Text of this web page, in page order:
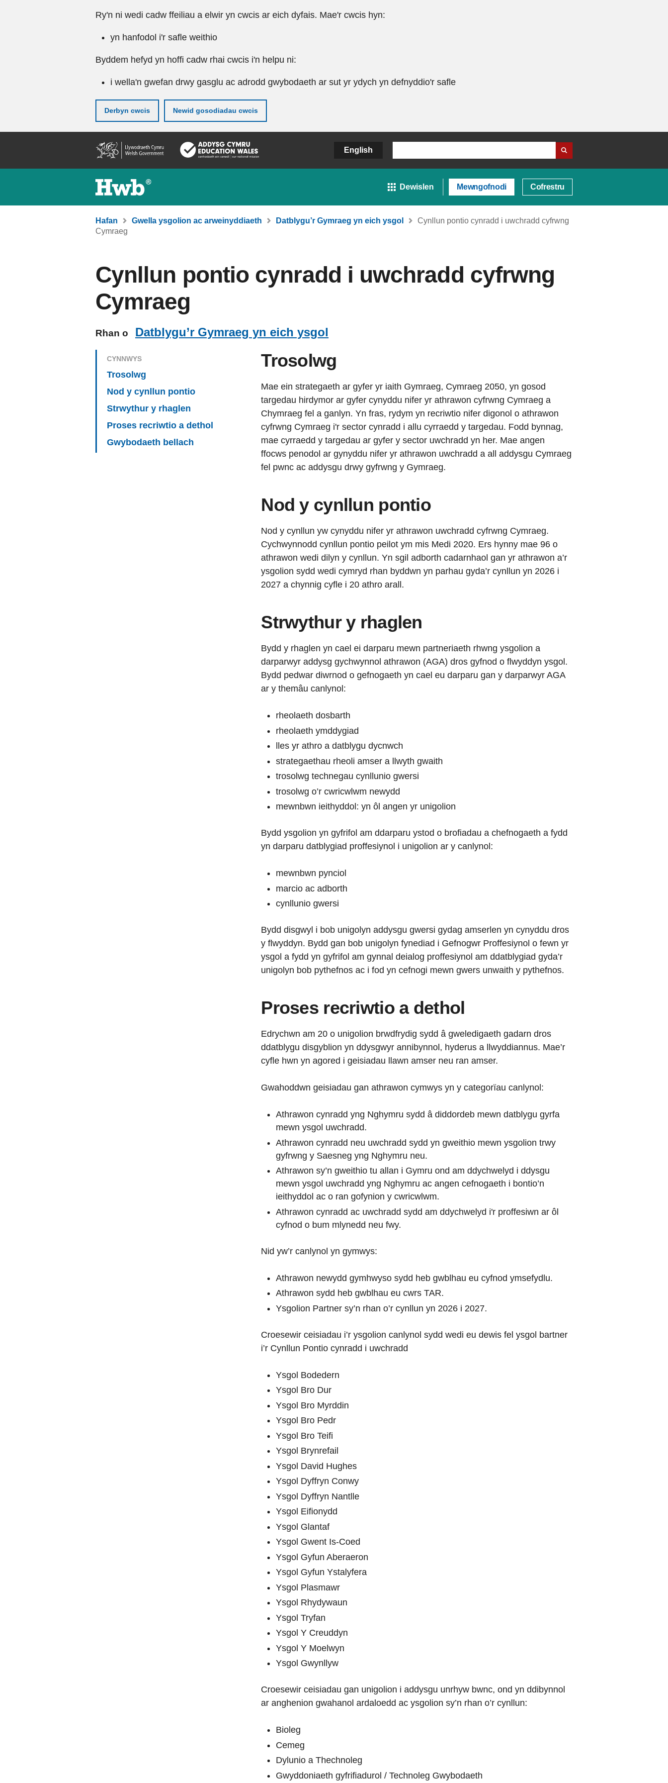
Ry'n ni wedi cadw ffeiliau a elwir yn cwcis ar eich dyfais. Mae'r cwcis hyn:
yn hanfodol i'r safle weithio
Byddem hefyd yn hoffi cadw rhai cwcis i'n helpu ni:
i wella'n gwefan drwy gasglu ac adrodd gwybodaeth ar sut yr ydych yn defnyddio'r safle
Derbyn cwcis Newid gosodiadau cwcis
gynnwy
English
Dewislen Mewngofnodi Cofrestru
Hafan Gwella ysgolion ac arweinyddiaeth Datblygu’r Gymraeg yn eich ysgol
Cynllun pontio cynradd i uwchradd cyfrwng
Cymraeg
Cynllun pontio cynradd i uwchradd cyfrwng
Cymraeg
Rhan o Datblygu’r Gymraeg yn eich ysgol
CYNNWYS
Trosolwg
Nod y cynllun pontio
Strwythur y rhaglen
Proses recriwtio a dethol
Gwybodaeth bellach
Trosolwg
Mae ein strategaeth ar gyfer yr iaith Gymraeg, Cymraeg 2050, yn gosod
targedau hirdymor ar gyfer cynyddu nifer yr athrawon cyfrwng Cymraeg a
Chymraeg fel a ganlyn. Yn fras, rydym yn recriwtio nifer digonol o athrawon
cyfrwng Cymraeg i'r sector cynradd i allu cyrraedd y targedau. Fodd bynnag,
mae cyrraedd y targedau ar gyfer y sector uwchradd yn her. Mae angen
ffocws penodol ar gynyddu nifer yr athrawon uwchradd a all addysgu Cymraeg
fel pwnc ac addysgu drwy gyfrwng y Gymraeg.
Nod y cynllun pontio
Nod y cynllun yw cynyddu nifer yr athrawon uwchradd cyfrwng Cymraeg.
Cychwynnodd cynllun pontio peilot ym mis Medi 2020. Ers hynny mae 96 o
athrawon wedi dilyn y cynllun. Yn sgil adborth cadarnhaol gan yr athrawon a’r
ysgolion sydd wedi cymryd rhan byddwn yn parhau gyda’r cynllun yn 2026 i
2027 a chynnig cyfle i 20 athro arall.
Strwythur y rhaglen
Bydd y rhaglen yn cael ei darparu mewn partneriaeth rhwng ysgolion a
darparwyr addysg gychwynnol athrawon (AGA) dros gyfnod o flwyddyn ysgol.
Bydd pedwar diwrnod o gefnogaeth yn cael eu darparu gan y darparwyr AGA
ar y themâu canlynol:
rheolaeth dosbarth
rheolaeth ymddygiad
lles yr athro a datblygu dycnwch
strategaethau rheoli amser a llwyth gwaith
trosolwg technegau cynllunio gwersi
trosolwg o’r cwricwlwm newydd
mewnbwn ieithyddol: yn ôl angen yr unigolion
Bydd ysgolion yn gyfrifol am ddarparu ystod o brofiadau a chefnogaeth a fydd
yn darparu datblygiad proffesiynol i unigolion ar y canlynol:
mewnbwn pynciol
marcio ac adborth
cynllunio gwersi
Bydd disgwyl i bob unigolyn addysgu gwersi gydag amserlen yn cynyddu dros
y flwyddyn. Bydd gan bob unigolyn fynediad i Gefnogwr Proffesiynol o fewn yr
ysgol a fydd yn gyfrifol am gynnal deialog proffesiynol am ddatblygiad gyda’r
unigolyn bob pythefnos ac i fod yn cefnogi mewn gwers unwaith y pythefnos.
Proses recriwtio a dethol
Edrychwn am 20 o unigolion brwdfrydig sydd â gweledigaeth gadarn dros
ddatblygu disgyblion yn ddysgwyr annibynnol, hyderus a llwyddiannus. Mae’r
cyfle hwn yn agored i geisiadau llawn amser neu ran amser.
Gwahoddwn geisiadau gan athrawon cymwys yn y categorïau canlynol:
Athrawon cynradd yng Nghymru sydd â diddordeb mewn datblygu gyrfa
mewn ysgol uwchradd.
Athrawon cynradd neu uwchradd sydd yn gweithio mewn ysgolion trwy
gyfrwng y Saesneg yng Nghymru neu.
Athrawon sy’n gweithio tu allan i Gymru ond am ddychwelyd i ddysgu
mewn ysgol uwchradd yng Nghymru ac angen cefnogaeth i bontio’n
ieithyddol ac o ran gofynion y cwricwlwm.
Athrawon cynradd ac uwchradd sydd am ddychwelyd i'r proffesiwn ar ôl
cyfnod o bum mlynedd neu fwy.
Nid yw’r canlynol yn gymwys:
Athrawon newydd gymhwyso sydd heb gwblhau eu cyfnod ymsefydlu.
Athrawon sydd heb gwblhau eu cwrs TAR.
Ysgolion Partner sy’n rhan o’r cynllun yn 2026 i 2027.
Croesewir ceisiadau i’r ysgolion canlynol sydd wedi eu dewis fel ysgol bartner
i’r Cynllun Pontio cynradd i uwchradd
Ysgol Bodedern
Ysgol Bro Dur
Ysgol Bro Myrddin
Ysgol Bro Pedr
Ysgol Bro Teifi
Ysgol Brynrefail
Ysgol David Hughes
Ysgol Dyffryn Conwy
Ysgol Dyffryn Nantlle
Ysgol Eifionydd
Ysgol Glantaf
Ysgol Gwent Is-Coed
Ysgol Gyfun Aberaeron
Ysgol Gyfun Ystalyfera
Ysgol Plasmawr
Ysgol Rhydywaun
Ysgol Tryfan
Ysgol Y Creuddyn
Ysgol Y Moelwyn
Ysgol Gwynllyw
Croesewir ceisiadau gan unigolion i addysgu unrhyw bwnc, ond yn ddibynnol
ar anghenion gwahanol ardaloedd ac ysgolion sy’n rhan o’r cynllun:
Bioleg
Cemeg
Dylunio a Thechnoleg
Gwyddoniaeth gyfrifiadurol / Technoleg Gwybodaeth